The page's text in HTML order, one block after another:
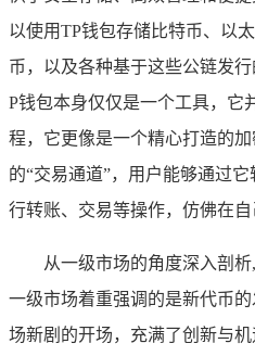
以使用TP钱包存储比特币、以
币，以及各种基于这些公链发
P钱包本身仅仅是一个工具，它
程，它更像是一个精心打造的
的“交易通道”，用户能够通过
行转账、交易等操作，仿佛在
从一级市场的角度深入剖析
一级市场着重强调的是新代币
场新剧的开场，充满了创新与